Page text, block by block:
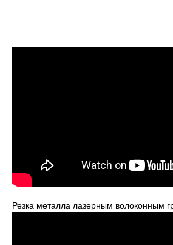
Резка металла лазерным волоконным